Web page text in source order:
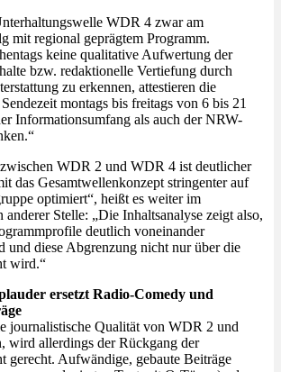
WDR 4 zwar am
mit regional geprägtem Programm.
keine qualitative Aufwertung der
bzw. redaktionelle Vertiefung durch
zu erkennen, attestieren die
montags bis freitags von 6 bis 21
Informationsumfang als auch der NRW-
WDR 2 und WDR 4 ist deutlicher
das Gesamtwellenkonzept stringenter auf
optimiert“, heißt es weiter im
anderer Stelle: „Die Inhaltsanalyse zeigt also,
deutlich voneinander
und diese Abgrenzung nicht nur über die
wird.“
ersetzt Radio-Comedy und
journalistische Qualität von WDR 2 und
wird allerdings der Rückgang der
gerecht. Aufwändige, gebaute Beiträge